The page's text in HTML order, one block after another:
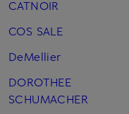
CATNOIR
COS SALE
DeMellier
DOROTHEE
SCHUMACHER